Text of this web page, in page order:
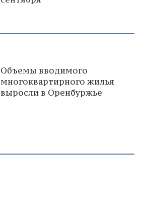
Объемы вводимого
многоквартирного жилья
выросли в Оренбуржье